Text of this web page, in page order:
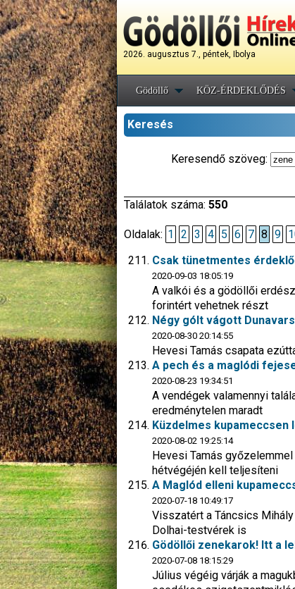
2026. augusztus 7., péntek, Ibolya
Gödöllő KÖZ-ÉRDEKLŐDÉS
Keresés
Keresendő szöveg:
Találatok száma: 550
Oldalak: 1 2 3 4 5 6 7 8 9
Csak tünetmentes
2020-09-03 18:05:19
A valkói és a gödöllői
forintért vehetnek részt
Négy gólt vágott
2020-08-30 20:14:55
Hevesi Tamás csapata
A pech és a maglódi
2020-08-23 19:34:51
A vendégek valamennyi
eredménytelen maradt
Küzdelmes
2020-08-02 19:25:14
Hevesi Tamás
hétvégéjén kell teljesíteni
A Maglód elleni
2020-07-18 10:49:17
Visszatért a Táncsics
Dolhai-testvérek is
Gödöllői zenekarok! Itt a
2020-07-08 18:15:29
Július végéig várják a